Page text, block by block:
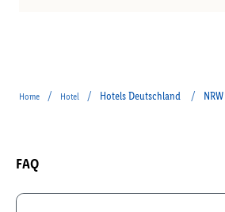
Home / Hotel / Hotels Deutschland / NRW
FAQ